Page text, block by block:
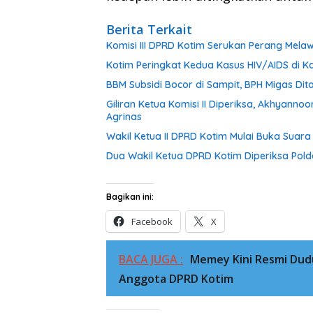
Berita Terkait
Komisi III DPRD Kotim Serukan Perang
Kotim Peringkat Kedua Kasus HIV/AIDS di
BBM Subsidi Bocor di Sampit, BPH Migas
Giliran Ketua Komisi II Diperiksa,
Agrinas
Wakil Ketua II DPRD Kotim Mulai Buka
Dua Wakil Ketua DPRD Kotim Diperiksa
Bagikan ini:
Facebook X
BACA JUGA : Memey Kini Resmi
Anggota DPRD Kotim